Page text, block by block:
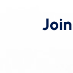
Join